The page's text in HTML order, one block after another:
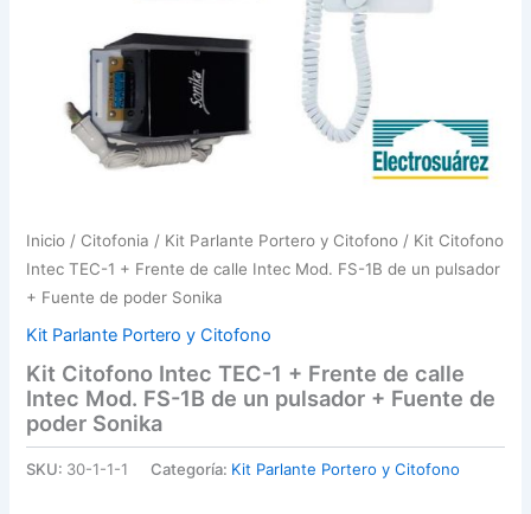
Inicio / Citofonia / Kit Parlante Portero y Citofono / Kit Citofono
Intec TEC-1 + Frente de calle Intec Mod. FS-1B de un pulsador
+ Fuente de poder Sonika
Kit Parlante Portero y Citofono
Kit Citofono Intec TEC-1 + Frente de calle
Intec Mod. FS-1B de un pulsador + Fuente de
poder Sonika
SKU: 30-1-1-1 Categoría: Kit Parlante Portero y Citofono